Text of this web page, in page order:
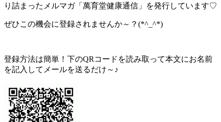
り詰まったメルマガ「萬育堂健康通信」を発行しています♡
ぜひこの機会に登録されませんか～？(*^_^*)
登録方法は簡単！下のQRコードを読み取って本文にお名前
を記入してメールを送るだけ～♪